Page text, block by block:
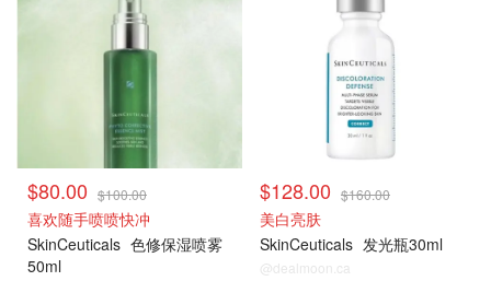
$80.00 $100.00
喜欢随手喷喷快冲
SkinCeuticals 色修保湿喷雾
50ml
$128.00 $160.00
美白亮肤
SkinCeuticals 发光瓶30ml
@dealmoon.ca